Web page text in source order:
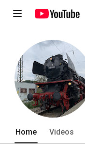
Home Videos